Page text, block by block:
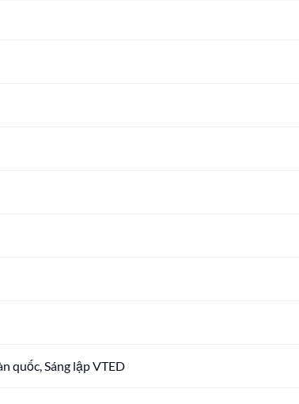
quốc, Sáng lập VTED